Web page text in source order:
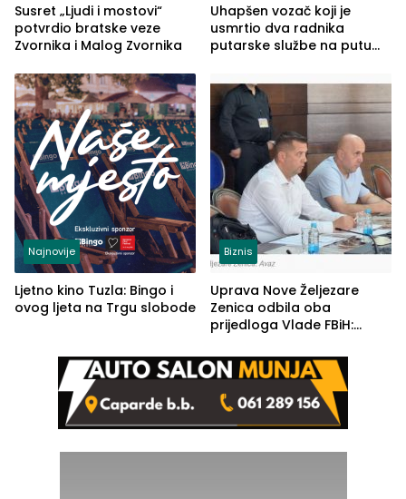
Susret „Ljudi i mostovi“
potvrdio bratske veze
Zvornika i Malog Zvornika
Uhapšen vozač koji je
usmrtio dva radnika
putarske službe na putu
(FOTO)
Najnovije
Ljetno kino Tuzla: Bingo i
ovog ljeta na Trgu slobode
Biznis
Uprava Nove Željezare
Zenica odbila oba
prijedloga Vlade FBiH:
rješenje